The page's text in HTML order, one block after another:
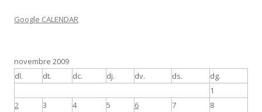
Google CALENDAR
novembre 2009
dl.
dt. dc. dj. dv. ds.
dg.
1
2
3 4 5 6 7 8